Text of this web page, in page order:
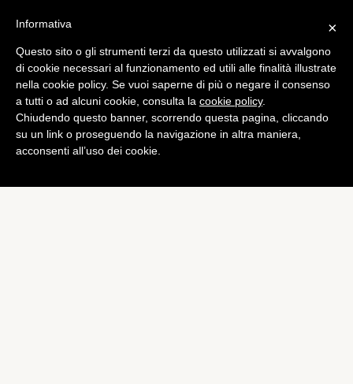
×
Informativa
Questo sito o gli strumenti terzi da questo utilizzati si avvalgono
di cookie necessari al funzionamento ed utili alle finalità illustrate
nella cookie policy. Se vuoi saperne di più o negare il consenso
a tutti o ad alcuni cookie, consulta la cookie policy.
Chiudendo questo banner, scorrendo questa pagina, cliccando
su un link o proseguendo la navigazione in altra maniera,
acconsenti all’uso dei cookie.